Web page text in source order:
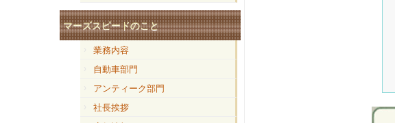
マーズスピードのこと
業務内容
自動車部門
アンティーク部門
社長挨拶